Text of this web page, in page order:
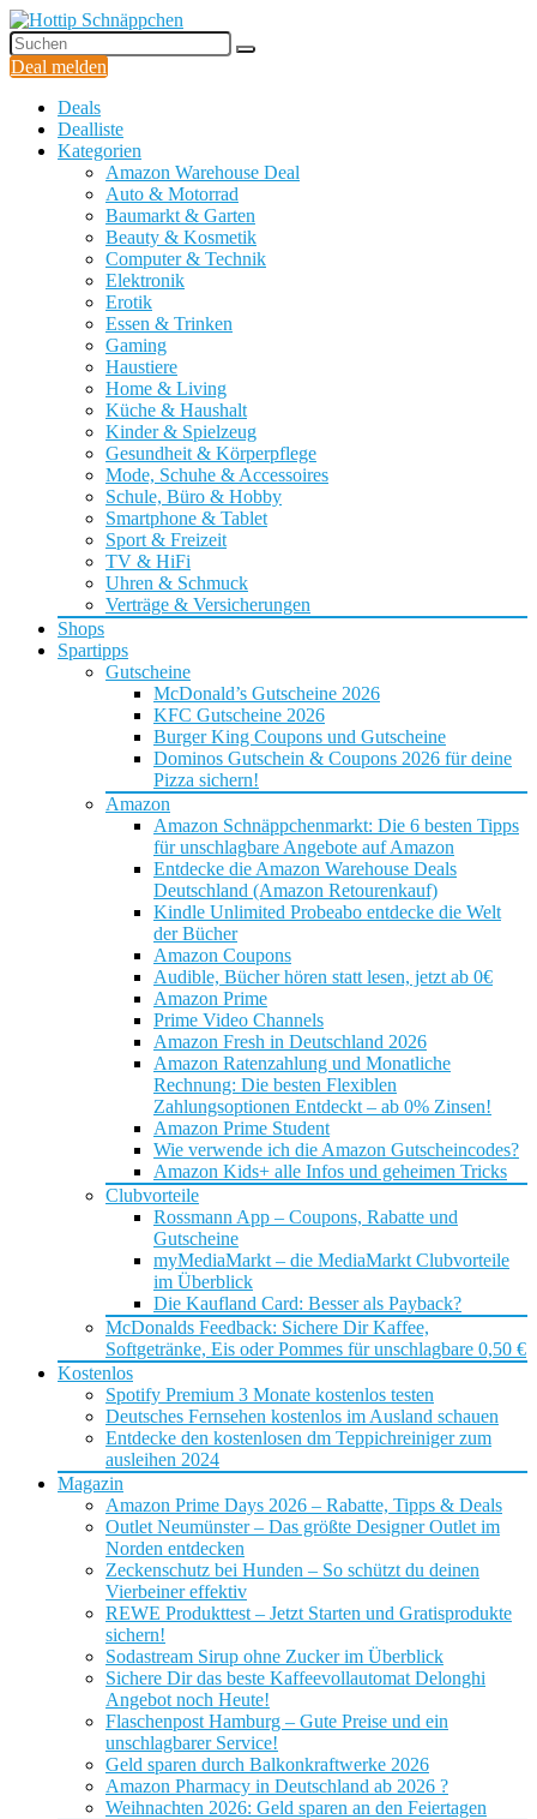
Deal melden
Deals
Dealliste
Kategorien
Amazon Warehouse Deal
Auto & Motorrad
Baumarkt & Garten
Beauty & Kosmetik
Computer & Technik
Elektronik
Erotik
Essen & Trinken
Gaming
Haustiere
Home & Living
Küche & Haushalt
Kinder & Spielzeug
Gesundheit & Körperpflege
Mode, Schuhe & Accessoires
Schule, Büro & Hobby
Smartphone & Tablet
Sport & Freizeit
TV & HiFi
Uhren & Schmuck
Verträge & Versicherungen
Shops
Spartipps
Gutscheine
McDonald’s Gutscheine 2026
KFC Gutscheine 2026
Burger King Coupons und Gutscheine
Dominos Gutschein & Coupons 2026 für deine
Pizza sichern!
Amazon
Amazon Schnäppchenmarkt: Die 6 besten Tipps
für unschlagbare Angebote auf Amazon
Entdecke die Amazon Warehouse Deals
Deutschland (Amazon Retourenkauf)
Kindle Unlimited Probeabo entdecke die Welt
der Bücher
Amazon Coupons
Audible, Bücher hören statt lesen, jetzt ab 0€
Amazon Prime
Prime Video Channels
Amazon Fresh in Deutschland 2026
Amazon Ratenzahlung und Monatliche
Rechnung: Die besten Flexiblen
Zahlungsoptionen Entdeckt – ab 0% Zinsen!
Amazon Prime Student
Wie verwende ich die Amazon Gutscheincodes?
Amazon Kids+ alle Infos und geheimen Tricks
Clubvorteile
Rossmann App – Coupons, Rabatte und
Gutscheine
myMediaMarkt – die MediaMarkt Clubvorteile
im Überblick
Die Kaufland Card: Besser als Payback?
McDonalds Feedback: Sichere Dir Kaffee,
Softgetränke, Eis oder Pommes für unschlagbare 0,50 €
Kostenlos
Spotify Premium 3 Monate kostenlos testen
Deutsches Fernsehen kostenlos im Ausland schauen
Entdecke den kostenlosen dm Teppichreiniger zum
ausleihen 2024
Magazin
Amazon Prime Days 2026 – Rabatte, Tipps & Deals
Outlet Neumünster – Das größte Designer Outlet im
Norden entdecken
Zeckenschutz bei Hunden – So schützt du deinen
Vierbeiner effektiv
REWE Produkttest – Jetzt Starten und Gratisprodukte
sichern!
Sodastream Sirup ohne Zucker im Überblick
Sichere Dir das beste Kaffeevollautomat Delonghi
Angebot noch Heute!
Flaschenpost Hamburg – Gute Preise und ein
unschlagbarer Service!
Geld sparen durch Balkonkraftwerke 2026
Amazon Pharmacy in Deutschland ab 2026 ?
Weihnachten 2026: Geld sparen an den Feiertagen